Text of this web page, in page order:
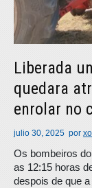
Liberada
quedara
enrolar no
julio 30, 2025 por
Os bombeiros
as 12:15 horas
despois de que